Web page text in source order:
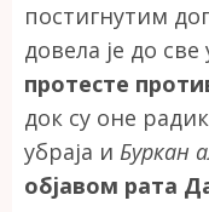
постигнутим
довела је до
протесте
док су оне
убраја и Буркан
објавом рата